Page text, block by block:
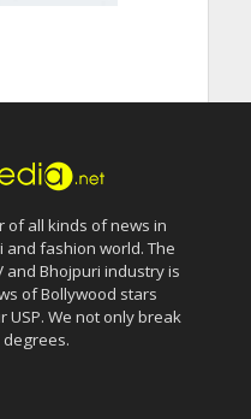
of all kinds of news in
and fashion world. The
and Bhojpuri industry is
of Bollywood stars
USP. We not only break